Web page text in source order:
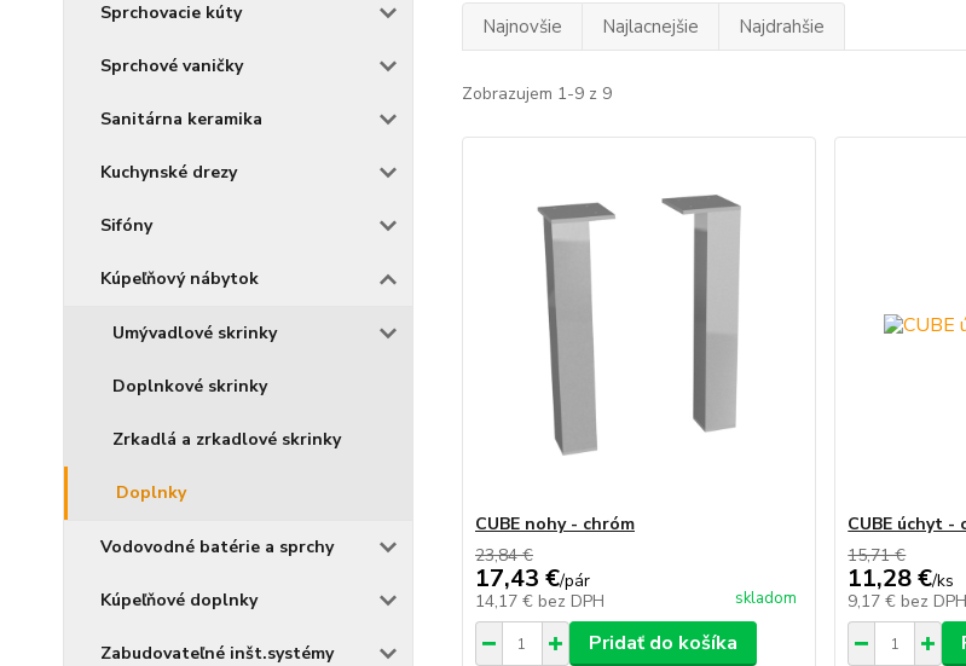
Sprchovacie kúty
Sprchové vaničky
Sanitárna keramika
Kuchynské drezy
Sifóny
Kúpeľňový nábytok
Umývadlové skrinky
Doplnkové skrinky
Zrkadlá a zrkadlové skrinky
Doplnky
Vodovodné batérie a sprchy
Kúpeľňové doplnky
Zabudovateľné inšt.systémy
Najnovšie Najlacnejšie Najdrahšie
Zobrazujem 1-9 z 9
CUBE nohy - chróm
23,84 €
17,43 €/pár
14,17 € bez DPH skladom
Pridať do košíka
CUBE úchyt -
15,71 €
11,28 €/ks
9,17 € bez DPH